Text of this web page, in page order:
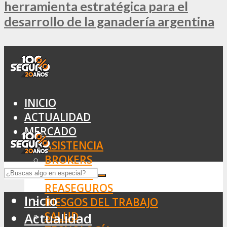
herramienta estratégica para el
desarrollo de la ganadería argentina
INICIO
ACTUALIDAD
MERCADO
ASISTENCIA
BROKERS
SEGUROS
REASEGUROS
RIESGOS DEL TRABAJO
SALUD
Inicio
Actualidad